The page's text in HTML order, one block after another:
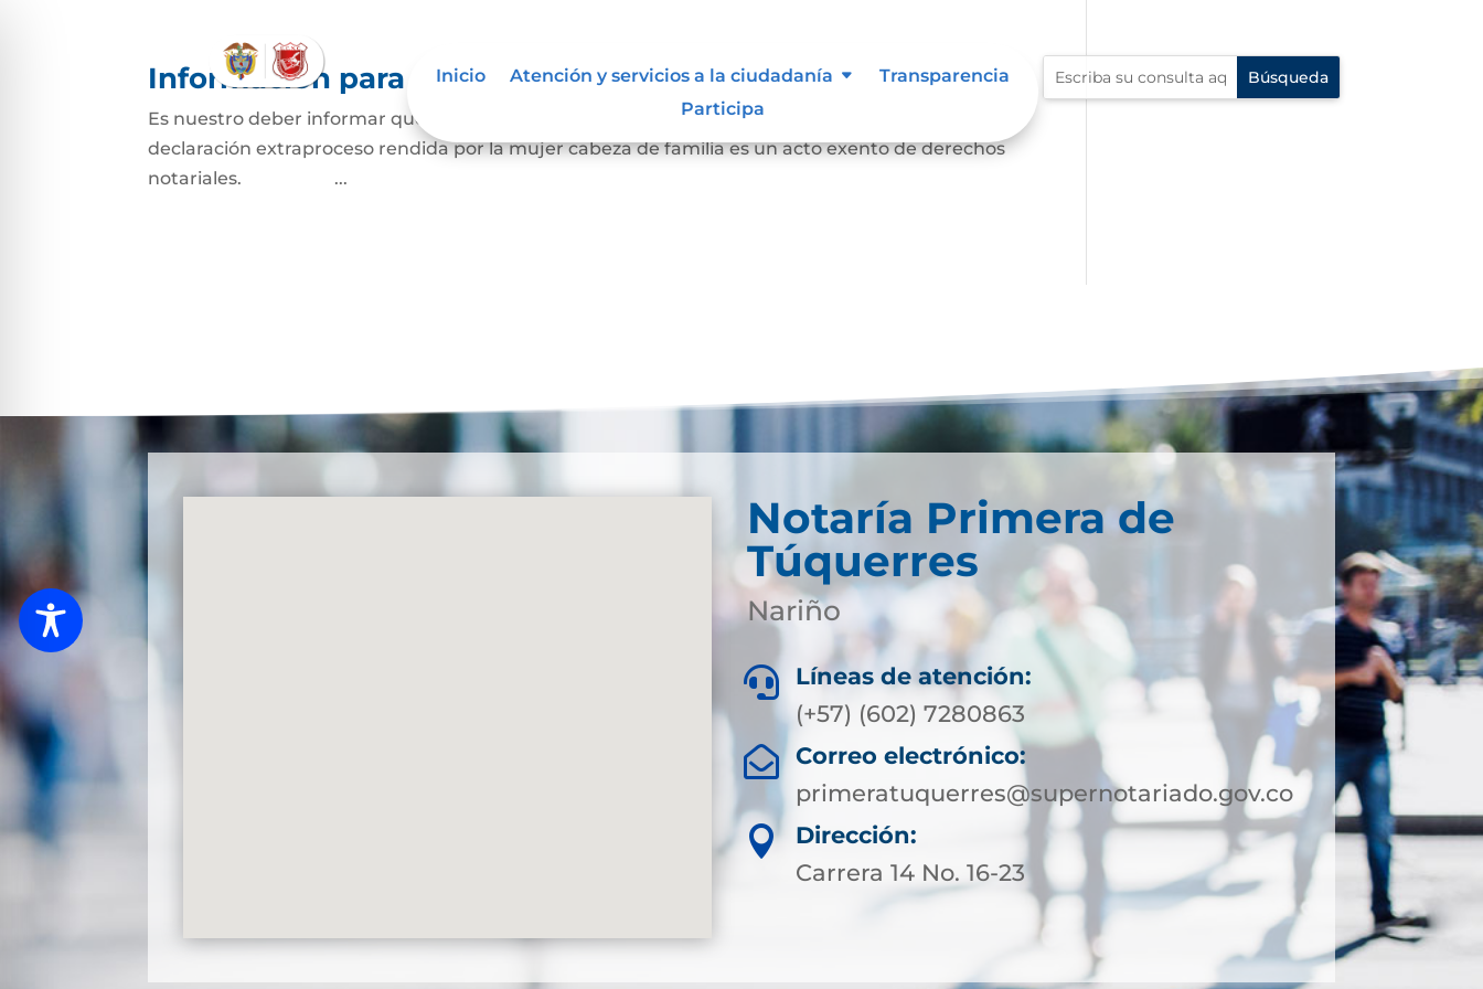
Inicio Atención y servicios a la ciudadanía
Transparencia
Participa
Información para Mujeres.
Es nuestro deber informar que La Resolución 1299 de 2020 de la SNR, establece que la
declaración extraproceso rendida por la mujer cabeza de familia es un acto exento de derechos
notariales. ...
Notaría Primera de
Túquerres
Nariño

Líneas de atención:
(+57) (602) 7280863

Correo electrónico:
primeratuquerres@supernotariado.gov.co

Dirección:
Carrera 14 No. 16-23